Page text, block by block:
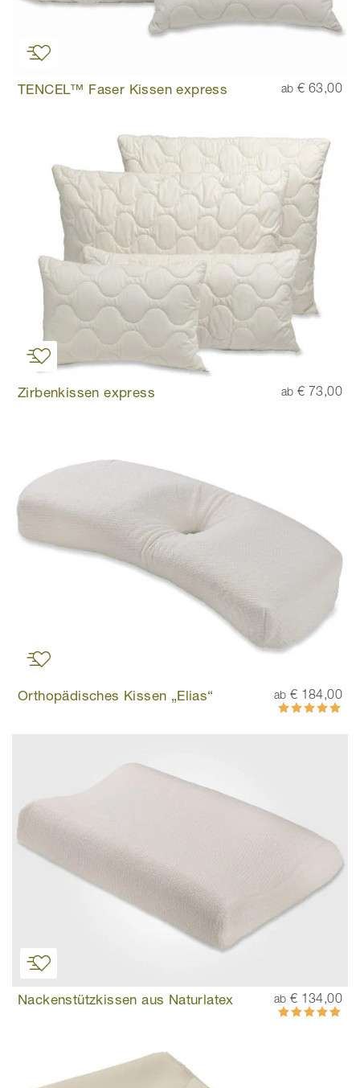
TENCEL™ Faser Kissen express ab€ 63,00
Zirbenkissen express ab€ 73,00
Orthopädisches Kissen „Elias“ ab € 184,00
Bewertung:
100%
Nackenstützkissen aus Naturlatex ab € 134,00
Bewertung:
100%